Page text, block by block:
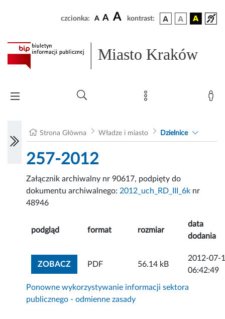
czcionka: A A A kontrast:
Miasto Kraków
Strona Główna Władze i miasto Dzielnice
257-2012
Załącznik archiwalny nr 90617, podpięty do
dokumentu archiwalnego: 2012_uch_RD_III_6k nr
48946
podgląd format rozmiar
data
dodania
ZOBACZZOBACZ ZAŁĄCZNIK
PDF 56.14 kB
2012-07-
06:42:49
Ponowne wykorzystywanie informacji sektora
publicznego - odmienne zasady